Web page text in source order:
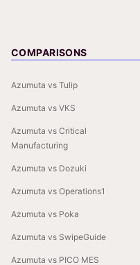
COMPARISONS
Azumuta vs Tulip
Azumuta vs VKS
Azumuta vs Critical
Manufacturing
Azumuta vs Dozuki
Azumuta vs Operations1
Azumuta vs Poka
Azumuta vs SwipeGuide
Azumuta vs PICO MES